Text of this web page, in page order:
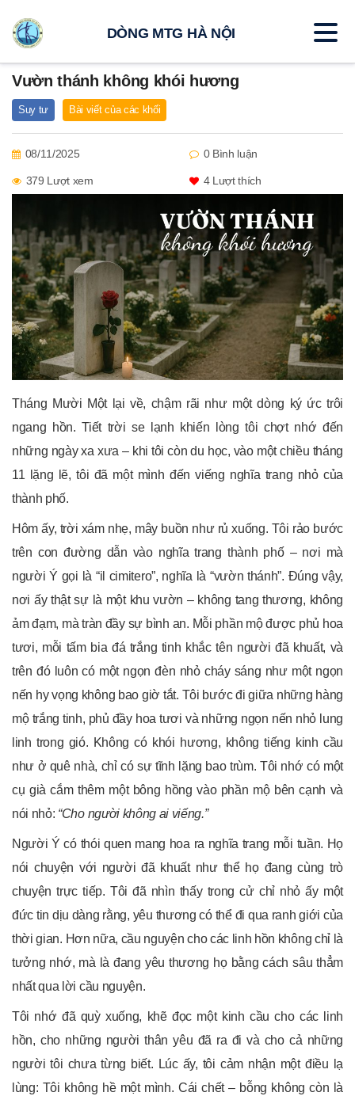
Vườn thánh không khói hương
Suy tư Bài viết của các khối
08/11/2025 0 Bình luận
379 Lượt xem 4Lượt thích
Tháng Mười Một lại về, chậm rãi như một dòng ký ức trôi
ngang hồn. Tiết trời se lạnh khiến lòng tôi chợt nhớ đến
những ngày xa xưa – khi tôi còn du học, vào một chiều tháng
11 lặng lẽ, tôi đã một mình đến viếng nghĩa trang nhỏ của
thành phố.
Hôm ấy, trời xám nhẹ, mây buồn như rủ xuống. Tôi rảo bước
trên con đường dẫn vào nghĩa trang thành phố – nơi mà
người Ý gọi là “il cimitero”, nghĩa là “vườn thánh”. Đúng vậy,
nơi ấy thật sự là một khu vườn – không tang thương, không
ảm đạm, mà tràn đầy sự bình an. Mỗi phần mộ được phủ hoa
tươi, mỗi tấm bia đá trắng tinh khắc tên người đã khuất, và
trên đó luôn có một ngọn đèn nhỏ cháy sáng như một ngọn
nến hy vọng không bao giờ tắt. Tôi bước đi giữa những hàng
mộ trắng tinh, phủ đầy hoa tươi và những ngọn nến nhỏ lung
linh trong gió. Không có khói hương, không tiếng kinh cầu
như ở quê nhà, chỉ có sự tĩnh lặng bao trùm. Tôi nhớ có một
cụ già cắm thêm một bông hồng vào phần mộ bên cạnh và
nói nhỏ: “Cho người không ai viếng.”
Người Ý có thói quen mang hoa ra nghĩa trang mỗi tuần. Họ
nói chuyện với người đã khuất như thể họ đang cùng trò
chuyện trực tiếp. Tôi đã nhìn thấy trong cử chỉ nhỏ ấy một
đức tin dịu dàng rằng, yêu thương có thể đi qua ranh giới của
thời gian. Hơn nữa, cầu nguyện cho các linh hồn không chỉ là
tưởng nhớ, mà là đang yêu thương họ bằng cách sâu thẳm
nhất qua lời cầu nguyện.
Tôi nhớ đã quỳ xuống, khẽ đọc một kinh cầu cho các linh
hồn, cho những người thân yêu đã ra đi và cho cả những
người tôi chưa từng biết. Lúc ấy, tôi cảm nhận một điều lạ
lùng: Tôi không hề một mình. Cái chết – bỗng không còn là
DÒNG MTG HÀ NỘI